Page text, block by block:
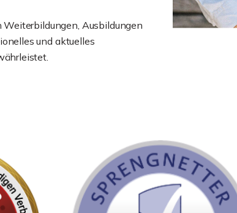
Ausbildungen
und aktuelles